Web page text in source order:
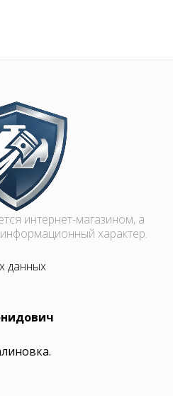
интернет-магазином, а
характер.
данных